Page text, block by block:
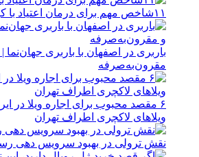
۱۱شاخص مهم برای درمان اعتیاد با کیفیت بالا
باربری در اصفهان با باربری
مقرون‌به‌صرفه
۶ مقصد محبوب برای اجاره ویلا در
ویلاهای لاکچری اطراف تهران
نقش ترولی در بهبود سرویس دهی